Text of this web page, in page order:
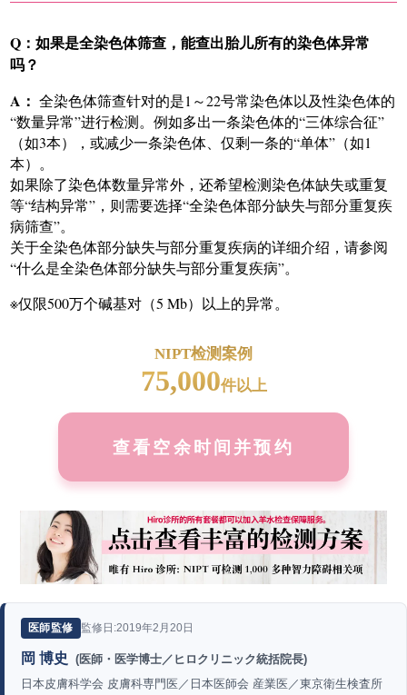
Q：如果是全染色体筛查，能查出胎儿所有的染色体异常
吗？
A： 全染色体筛查针对的是1～22号常染色体以及性染色体的
“数量异常”进行检测。例如多出一条染色体的“三体综合征”
（如3本），或减少一条染色体、仅剩一条的“单体”（如1
本）。
如果除了染色体数量异常外，还希望检测染色体缺失或重复
等“结构异常”，则需要选择“全染色体部分缺失与部分重复疾
病筛查”。
关于全染色体部分缺失与部分重复疾病的详细介绍，请参阅
“什么是全染色体部分缺失与部分重复疾病”。
※仅限500万个碱基对（5 Mb）以上的异常。
NIPT检测案例
75,000件以上
查看空余时间并预约
医師監修 監修日:2019年2月20日
岡 博史
(医師・医学博士／ヒロクリニック統括院長)
日本皮膚科学会 皮膚科専門医／日本医師会 産業医／東京衛生検査所